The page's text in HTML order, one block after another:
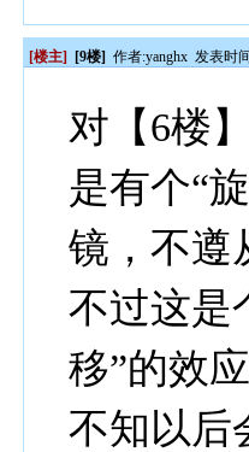
[楼主] [9楼] 作者:yanghx 发表时
对【6楼
是有个“
镜，不遵
不过这是
移”的效
不知以后